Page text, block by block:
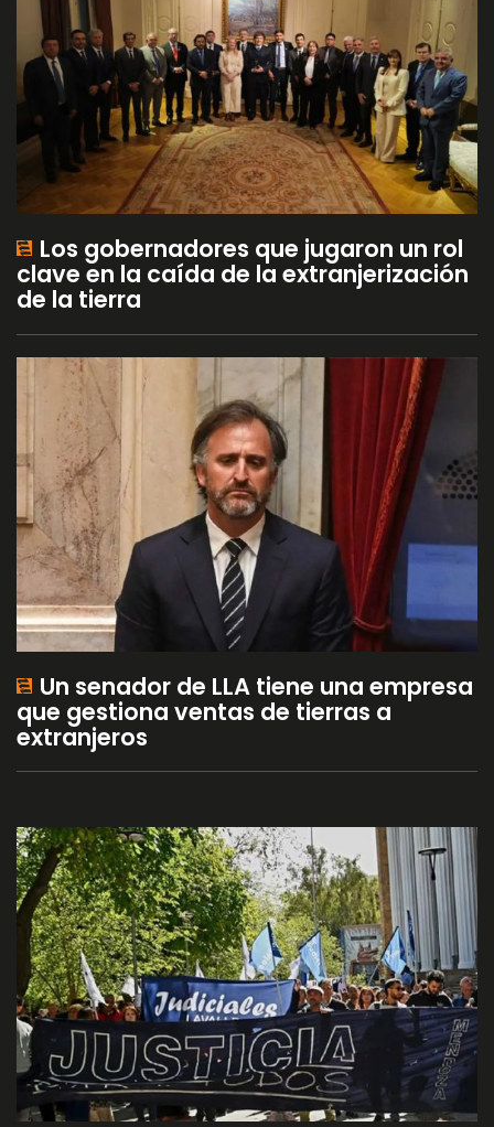
Los gobernadores que jugaron un rol
clave en la caída de la extranjerización
de la tierra
Un senador de LLA tiene una empresa
que gestiona ventas de tierras a
extranjeros